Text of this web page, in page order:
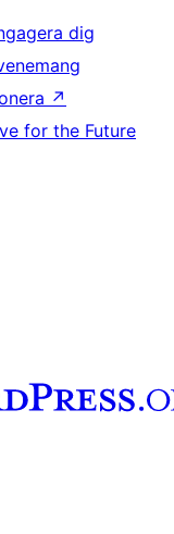
dig
↗
for the Future